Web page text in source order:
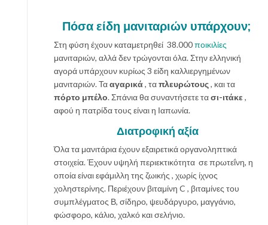
Πόσα είδη μανιταριών υπάρχουν;
Στη φύση έχουν καταμετρηθεί 38.000ποικιλίες
μανιταριών, αλλά δεν τρώγονται όλα. Στην ελληνική
αγορά υπάρχουν κυρίως 3 είδη καλλιεργημένων
μανιταριών. Τααγαρικά, ταπλευρώτους, και τα
πόρτο μπέλο. Σπάνια θα συναντήσετε τασι-ιτάκε ,
αφού η πατρίδα τους είναι η Ιαπωνία.
Διατροφική αξία
Όλα τα μανιτάρια έχουν εξαιρετικά οργανοληπτικά
στοιχεία. Έχουν υψηλή περιεκτικότητα σε πρωτεΐνη, η
οποία είναι εφάμιλλη της ζωικής , χωρίς ίχνος
χοληστερίνης. Περιέχουν βιταμίνη C , βιταμίνες του
συμπλέγματος Β, σίδηρο, ψευδάργυρο, μαγγάνιο,
φώσφορο, κάλιο, χαλκό και σελήνιο.